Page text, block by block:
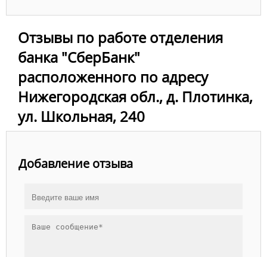
Отзывы по работе отделения
банка "СберБанк"
расположенного по адресу
Нижегородская обл., д. Плотинка,
ул. Школьная, 240
Добавление отзыва